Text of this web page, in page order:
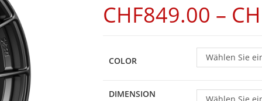
CHF849.00 –
COLOR Wählen Sie
DIMENSION